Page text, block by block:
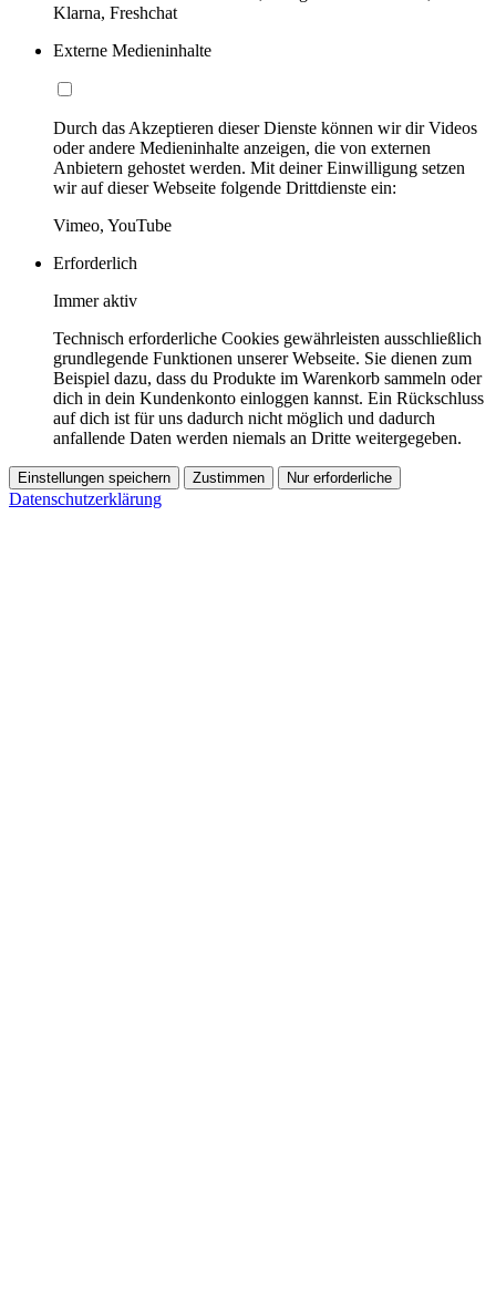
Klarna, Freshchat
Externe Medieninhalte
Durch das Akzeptieren dieser Dienste können wir dir Videos
oder andere Medieninhalte anzeigen, die von externen
Anbietern gehostet werden. Mit deiner Einwilligung setzen
wir auf dieser Webseite folgende Drittdienste ein:
Vimeo, YouTube
Erforderlich
Immer aktiv
Technisch erforderliche Cookies gewährleisten ausschließlich
grundlegende Funktionen unserer Webseite. Sie dienen zum
Beispiel dazu, dass du Produkte im Warenkorb sammeln oder
dich in dein Kundenkonto einloggen kannst. Ein Rückschluss
auf dich ist für uns dadurch nicht möglich und dadurch
anfallende Daten werden niemals an Dritte weitergegeben.
Einstellungen speichern Zustimmen Nur erforderliche
Datenschutzerklärung